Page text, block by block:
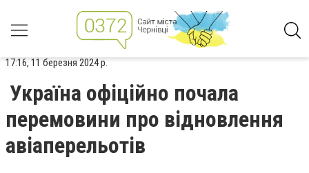
17:16, 11 березня 2024 р.
Україна офіційно почала
перемовини про відновлення
авіаперельотів